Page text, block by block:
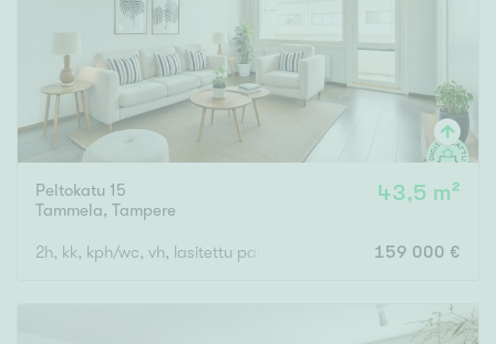
Peltokatu 15
Tammela, Tampere
43,5 m²
2h, kk, kph/wc, vh, lasitettu parveke 159 000 €